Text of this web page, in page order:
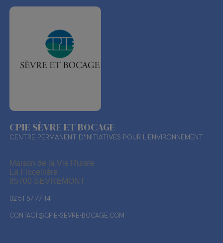
CPIE SÈVRE ET BOCAGE
CENTRE PERMANENT D'INITIATIVES POUR L'ENVIRONNEMENT
Maison de la Vie Rurale
La Flocellière
85700 SEVREMONT
02 51 57 77 14
CONTACT@CPIE-SEVRE-BOCAGE.COM